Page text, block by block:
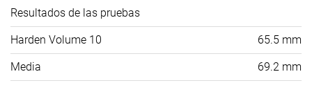
Resultados de las pruebas
Harden Volume 10 65.5 mm
Media 69.2 mm